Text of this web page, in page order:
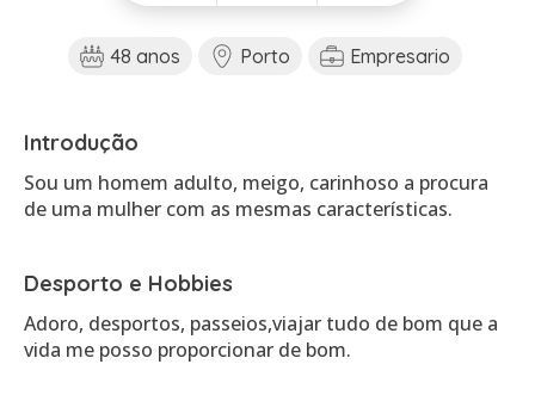
48 anos Porto Empresario
Introdução
Sou um homem adulto, meigo, carinhoso a procura
de uma mulher com as mesmas características.
Desporto e Hobbies
Adoro, desportos, passeios,viajar tudo de bom que a
vida me posso proporcionar de bom.